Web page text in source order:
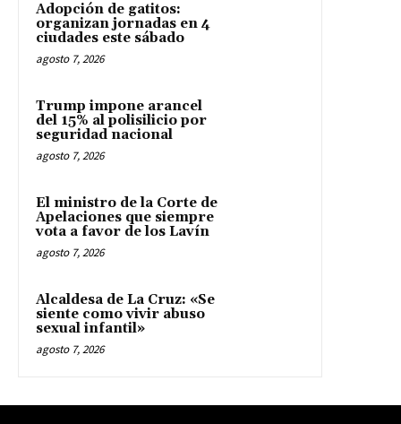
Adopción de gatitos:
organizan jornadas en 4
ciudades este sábado
agosto 7, 2026
Trump impone arancel
del 15% al polisilicio por
seguridad nacional
agosto 7, 2026
El ministro de la Corte de
Apelaciones que siempre
vota a favor de los Lavín
agosto 7, 2026
Alcaldesa de La Cruz: «Se
siente como vivir abuso
sexual infantil»
agosto 7, 2026